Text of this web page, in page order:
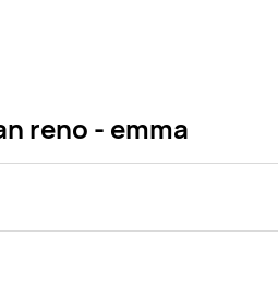
reno - emma